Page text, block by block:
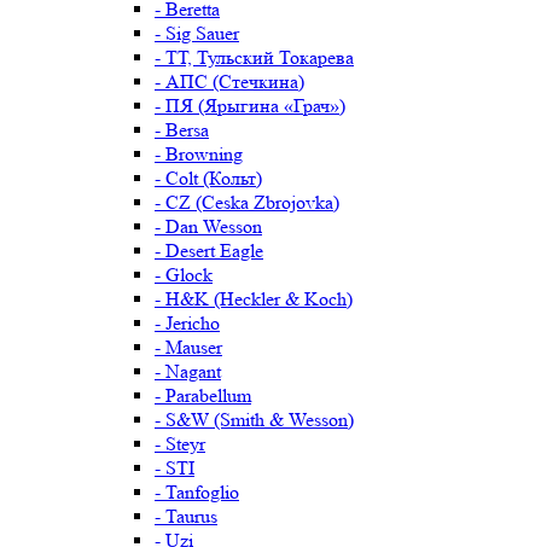
- Beretta
- Sig Sauer
- ТТ, Тульский Токарева
- АПС (Стечкина)
- ПЯ (Ярыгина «Грач»)
- Bersa
- Browning
- Colt (Кольт)
- CZ (Ceska Zbrojovka)
- Dan Wesson
- Desert Eagle
- Glock
- H&K (Heckler & Koch)
- Jericho
- Mauser
- Nagant
- Parabellum
- S&W (Smith & Wesson)
- Steyr
- STI
- Tanfoglio
- Taurus
- Uzi